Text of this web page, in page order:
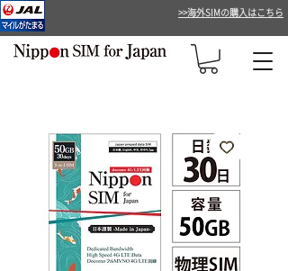
>>海外SIMの購入はこちら